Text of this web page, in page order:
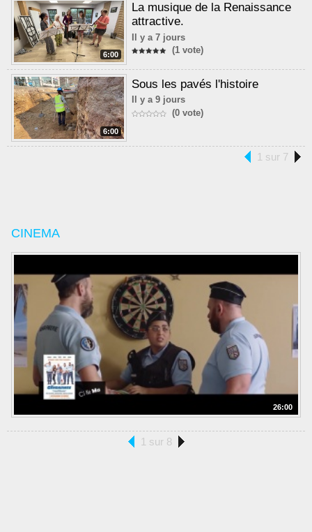
6:00
La musique de la Renaissance
attractive.
Il y a 7 jours
(1 vote)
6:00
Sous les pavés l'histoire
Il y a 9 jours
(0 vote)
1 sur 7
CINEMA
26:00
1 sur 8